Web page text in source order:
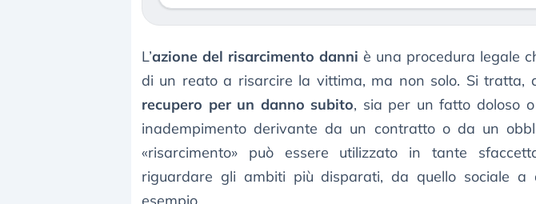
L’azione del risarcimento danni è una procedura legale
di un reato a risarcire la vittima, ma non solo. Si tratta,
recupero per un danno subito, sia per un fatto doloso
inadempimento derivante da un contratto o da un
«risarcimento» può essere utilizzato in tante
riguardare gli ambiti più disparati, da quello sociale a
3 agosto 2026